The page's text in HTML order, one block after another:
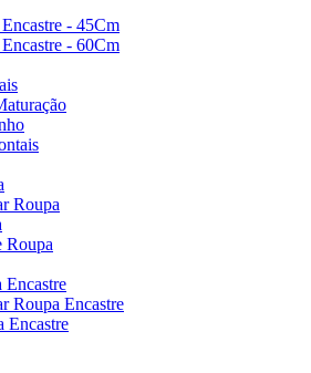
- 45Cm
- 60Cm
Roupa
Roupa
Encastre
Roupa Encastre
Encastre